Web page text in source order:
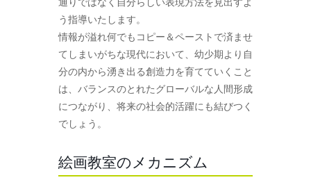
う指導いたします。
情報が溢れ何でもコピー＆ペーストで済ませ
てしまいがちな現代において、幼少期より自
分の内から湧き出る創造力を育てていくこと
は、バランスのとれたグローバルな人間形成
につながり、将来の社会的活躍にも結びつく
でしょう。
絵画教室のメカニズム